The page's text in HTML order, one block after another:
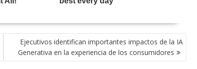
Ejecutivos identifican importantes impactos de la IA
Generativa en la experiencia de los consumidores